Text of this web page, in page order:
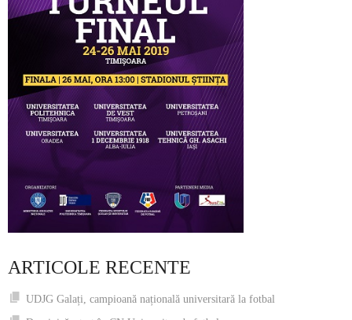
ARTICOLE RECENTE
UDJG Galați, campioană națională universitară la fotbal